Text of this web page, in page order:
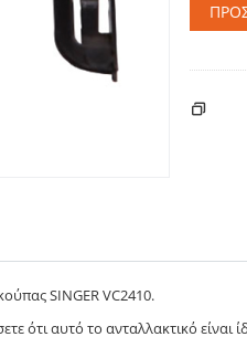
SINGER VC2410.
ότι αυτό το ανταλλακτικό είναι